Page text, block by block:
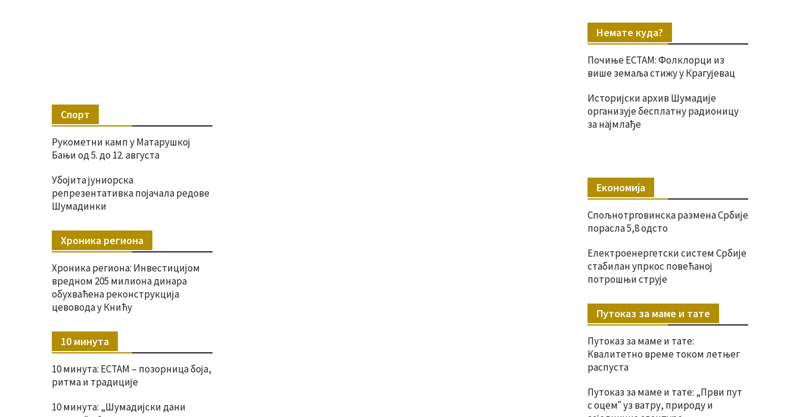
Немате куда?
Почиње ЕСТАМ: Фолклорци из
више земаља стижу у Крагујевац
Историјски архив Шумадије
организује бесплатну радионицу
за најмлађе
Економија
Спољнотрговинска размена Србије
порасла 5,8 одсто
Електроенергетски систем Србије
стабилан упркос повећаној
потрошњи струје
Путоказ за маме и тате
Путоказ за маме и тате:
Квалитетно време током летњег
распуста
Путоказ за маме и тате: „Први пут
с оцемˮ уз ватру, природу и
Спорт
Рукометни камп у Матарушкој
Бањи од 5. до 12. августа
Убојита јуниорска
репрезентативка појачала редове
Шумадинки
Хроника региона
Хроника региона: Инвестицијом
вредном 205 милиона динара
обухваћена реконструкција
цевовода у Книћу
10 минута
10 минута: ЕСТАМ – позорница боја,
ритма и традиције
10 минута: „Шумадијски дани